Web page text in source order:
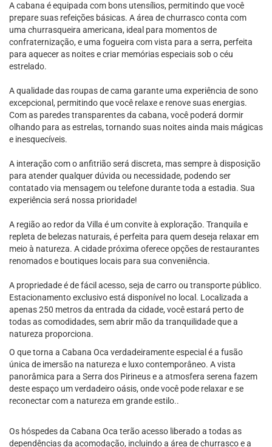
A cabana é equipada com bons utensílios, permitindo que você
prepare suas refeições básicas. A área de churrasco conta com
uma churrasqueira americana, ideal para momentos de
confraternização, e uma fogueira com vista para a serra, perfeita
para aquecer as noites e criar memórias especiais sob o céu
estrelado.
A qualidade das roupas de cama garante uma experiência de sono
excepcional, permitindo que você relaxe e renove suas energias.
Com as paredes transparentes da cabana, você poderá dormir
olhando para as estrelas, tornando suas noites ainda mais mágicas
e inesquecíveis.
A interação com o anfitrião será discreta, mas sempre à disposição
para atender qualquer dúvida ou necessidade, podendo ser
contatado via mensagem ou telefone durante toda a estadia. Sua
experiência será nossa prioridade!
A região ao redor da Villa é um convite à exploração. Tranquila e
repleta de belezas naturais, é perfeita para quem deseja relaxar em
meio à natureza. A cidade próxima oferece opções de restaurantes
renomados e boutiques locais para sua conveniência.
A propriedade é de fácil acesso, seja de carro ou transporte público.
Estacionamento exclusivo está disponível no local. Localizada a
apenas 250 metros da entrada da cidade, você estará perto de
todas as comodidades, sem abrir mão da tranquilidade que a
natureza proporciona.
O que torna a Cabana Oca verdadeiramente especial é a fusão
única de imersão na natureza e luxo contemporâneo. A vista
panorâmica para a Serra dos Pirineus e a atmosfera serena fazem
deste espaço um verdadeiro oásis, onde você pode relaxar e se
reconectar com a natureza em grande estilo..
Os hóspedes da Cabana Oca terão acesso liberado a todas as
dependências da acomodação, incluindo a área de churrasco e a